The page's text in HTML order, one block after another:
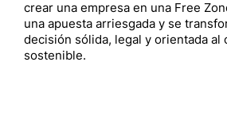
crear una empresa en una Free
una apuesta arriesgada y se
decisión sólida, legal y orientada al
sostenible.